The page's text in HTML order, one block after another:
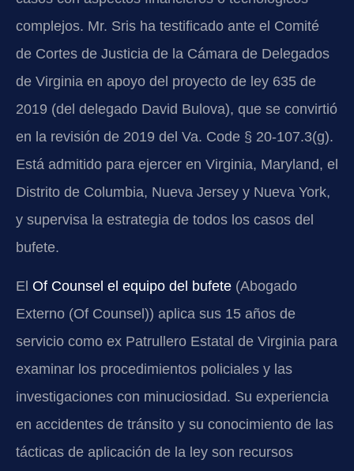
complejos. Mr. Sris ha testificado ante el Comité
de Cortes de Justicia de la Cámara de Delegados
de Virginia en apoyo del proyecto de ley 635 de
2019 (del delegado David Bulova), que se convirtió
en la revisión de 2019 del Va. Code § 20-107.3(g).
Está admitido para ejercer en Virginia, Maryland, el
Distrito de Columbia, Nueva Jersey y Nueva York,
y supervisa la estrategia de todos los casos del
bufete.
El Of Counsel el equipo del bufete (Abogado
Externo (Of Counsel)) aplica sus 15 años de
servicio como ex Patrullero Estatal de Virginia para
examinar los procedimientos policiales y las
investigaciones con minuciosidad. Su experiencia
en accidentes de tránsito y su conocimiento de las
tácticas de aplicación de la ley son recursos